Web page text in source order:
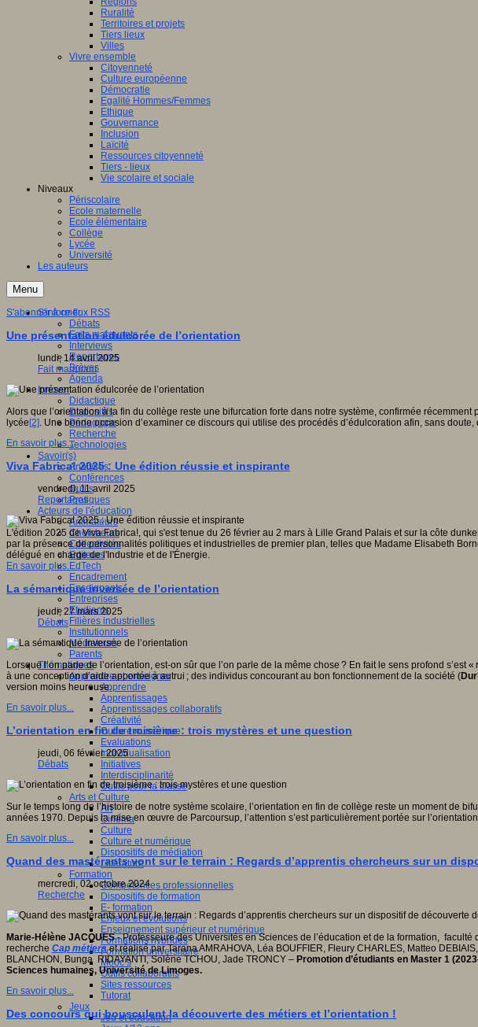
Ruralité
Territoires et projets
Tiers lieux
Villes
Vivre ensemble
Citoyenneté
Culture européenne
Démocratie
Egalité Hommes/Femmes
Ethique
Gouvernance
Inclusion
Laïcité
Ressources citoyenneté
Tiers - lieux
Vie scolaire et sociale
Niveaux
Périscolaire
Ecole maternelle
Ecole élémentaire
Collège
Lycée
Université
Les auteurs
Menu
S'informer
Débats
Faits marquants
Interviews
Reportages
Brèves
Agenda
Innover
Didactique
Dispositifs
Pédagogie
Recherche
Technologies
Savoir(s)
Analyses
Conférences
Outils
Pratiques
Acteurs de l'éducation
Animateurs
Chercheurs
Collectivités
Editeurs
EdTech
Encadrement
Enseignants
Entreprises
Etudiants
Filières industrielles
Institutionnels
Médiateurs
Parents
Thématiques
Apprendre et enseigner
Apprendre
Apprentissages
Apprentissages collaboratifs
Créativité
Culture numérique
Evaluations
Individualisation
Initiatives
Interdisciplinarité
Outils pour la classe
Arts et Culture
Art
Cinéma
Culture
Culture et numérique
Dispositifs de médiation
Littérature
Formation
Compétences professionnelles
Dispositifs de formation
E- formation
Enjeux et évolutions
Enseignement supérieur et numérique
Formations hybrides
Formation universitaire
Mooc’s
Outils collaboratifs
Sites ressources
Tutorat
Jeux
Jeu et éducation
S'abonner à ce flux RSS
Une présentation édulcorée de l’orientation
lundi, 14 avril 2025
Fait marquant
Alors que l’orientation à la fin du collège reste une bifurcation forte dans notre système, confirmée récemment
lycée [2]. Une bonne occasion d’examiner ce discours qui utilise des procédés d’édulcoration afin, sans
En savoir plus...
Viva Fabrica! 2025 : Une édition réussie et inspirante
vendredi, 11 avril 2025
Reportages
L'édition 2025 de Viva Fabrica!, qui s'est tenue du 26 février au 2 mars à Lille Grand Palais et sur la côte
par la présence de personnalités politiques et industrielles de premier plan, telles que Madame Elisabeth
délégué en charge de l'Industrie et de l'Énergie.
En savoir plus...
La sémantique inversée de l’orientation
jeudi, 27 mars 2025
Débats
Lorsque l’on parle de l’orientation, est-on sûr que l’on parle de la même chose ? En fait le sens profond
à une conception d’aide apportée à autrui ; des individus concourant au bon fonctionnement de la société (
version moins heureuse.
En savoir plus...
L’orientation en fin de troisième : trois mystères et une question
jeudi, 06 février 2025
Débats
Sur le temps long de l’histoire de notre système scolaire, l’orientation en fin de collège reste un moment de
années 1970. Depuis la mise en œuvre de Parcoursup, l’attention s’est particulièrement portée sur
En savoir plus...
Quand des mastérants vont sur le terrain : Regards d’apprentis chercheurs sur un
mercredi, 02 octobre 2024
Recherche
Marie-Hélène JACQUES- Professeure des Universités en Sciences de l’éducation et de la formation,
recherche Cap métierset réalisé par Tarana AMRAHOVA, Léa BOUFFIER, Fleury CHARLES, Matteo
BLANCHON, Bunga RIDAYANTI, Solène TCHOU, Jade TRONCY – Promotion d’étudiants en Master 1
Sciences humaines, Université de Limoges.
En savoir plus...
Des concours qui bousculent la découverte des métiers et l’orientation !